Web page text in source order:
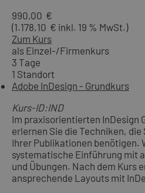
990,00 €
(1.178,10 € inkl. 19 % MwSt.)
Zum Kurs
als Einzel-/Firmenkurs
3 Tage
1 Standort
Adobe InDesign - Grundkurs
Kurs-ID:IND
Im praxisorientierten InDesign
erlernen Sie die Techniken,
Ihrer Publikationen benötigen.
systematische Einführung mit
und Übungen. Nach dem Kurs
ansprechende Layouts mit